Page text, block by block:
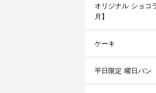
オリジナル ショコ
月】
ケーキ
平日限定 曜日パン